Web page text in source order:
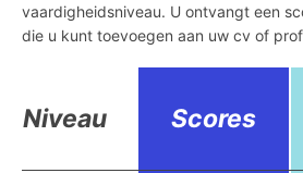
vaardigheidsniveau. U ontvangt een
die u kunt toevoegen aan uw cv of
Niveau Scores